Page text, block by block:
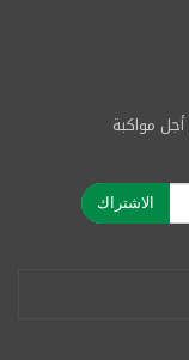
مواكبة
الاشتراك